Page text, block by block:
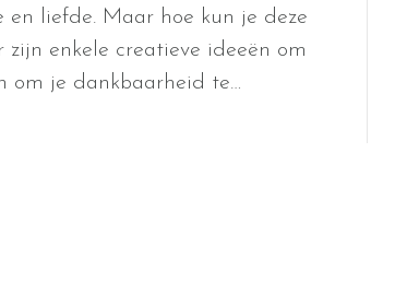
liefde. Maar hoe kun je deze
enkele creatieve ideeën om
om je dankbaarheid te…